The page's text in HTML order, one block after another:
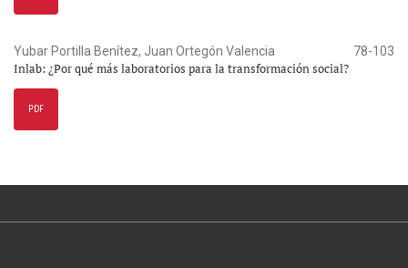
Yubar Portilla Benítez, Juan Ortegón Valencia 78-103
Inlab: ¿Por qué más laboratorios para la transformación social?
PDF